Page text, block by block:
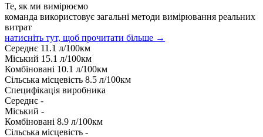
Те, як ми вимірюємо
команда використовує загальні методи вимірювання реальних
витрат
натисніть тут, щоб прочитати більше →
Середнє 11.1 л/100км
Міський 15.1 л/100км
Комбіновані 10.1 л/100км
Сільська місцевість 8.5 л/100км
Специфікація виробника
Середнє -
Міський -
Комбіновані 8.9 л/100км
Сільська місцевість -